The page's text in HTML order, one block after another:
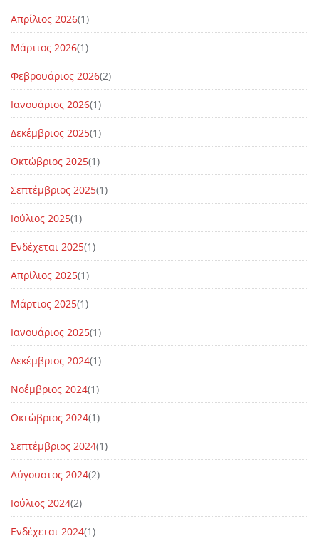
Απρίλιος 2026(1)
Μάρτιος 2026(1)
Φεβρουάριος 2026(2)
Ιανουάριος 2026(1)
Δεκέμβριος 2025(1)
Οκτώβριος 2025(1)
Σεπτέμβριος 2025(1)
Ιούλιος 2025(1)
Ενδέχεται 2025(1)
Απρίλιος 2025(1)
Μάρτιος 2025(1)
Ιανουάριος 2025(1)
Δεκέμβριος 2024(1)
Νοέμβριος 2024(1)
Οκτώβριος 2024(1)
Σεπτέμβριος 2024(1)
Αύγουστος 2024(2)
Ιούλιος 2024(2)
Ενδέχεται 2024(1)